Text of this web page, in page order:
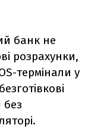
банк не
розрахунки,
термінали у